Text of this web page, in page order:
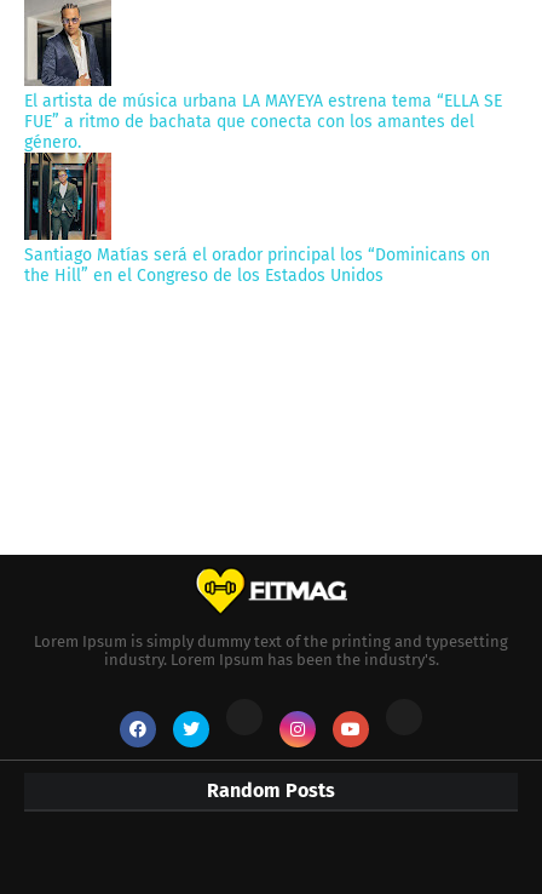
El artista de música urbana LA MAYEYA estrena tema “ELLA SE
FUE” a ritmo de bachata que conecta con los amantes del
género.
Santiago Matías será el orador principal los “Dominicans on
the Hill” en el Congreso de los Estados Unidos
Lorem Ipsum is simply dummy text of the printing and typesetting
industry. Lorem Ipsum has been the industry's.
Random Posts